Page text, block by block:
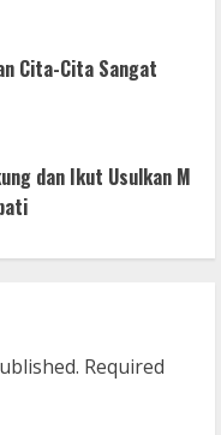
Cita-Cita Sangat
dan Ikut Usulkan M
Required